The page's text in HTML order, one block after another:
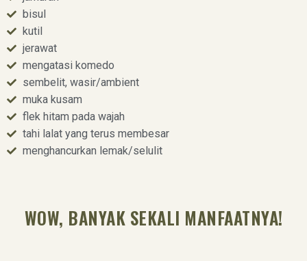
bisul
kutil
jerawat
mengatasi komedo
sembelit, wasir/ambient
muka kusam
flek hitam pada wajah
tahi lalat yang terus membesar
menghancurkan lemak/selulit
WOW, BANYAK SEKALI MANFAATNYA!